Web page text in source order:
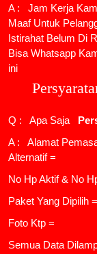
A : Jam Kerja
Maaf Untuk
Istirahat Belum Di
Bisa Whatsapp
ini
Q : Apa Saja
A : Alamat
Alternatif =
No Hp Aktif & No
Paket Yang Dipilih =
Foto Ktp =
Semua Data